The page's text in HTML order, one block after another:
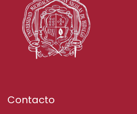
Contacto